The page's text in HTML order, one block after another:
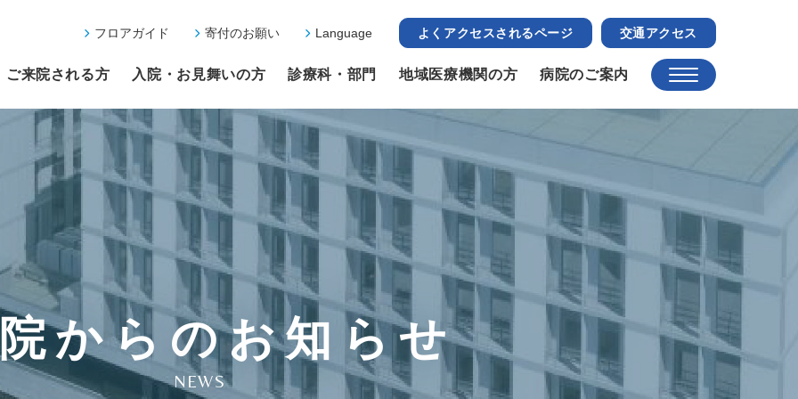
フロアガイド 寄付のお願い Language よくアクセスされるページ 交通アクセス
ご来院される方 入院・お見舞いの方 診療科・部門 地域医療機関の方 病院のご案内
からのお知らせ
NEWS